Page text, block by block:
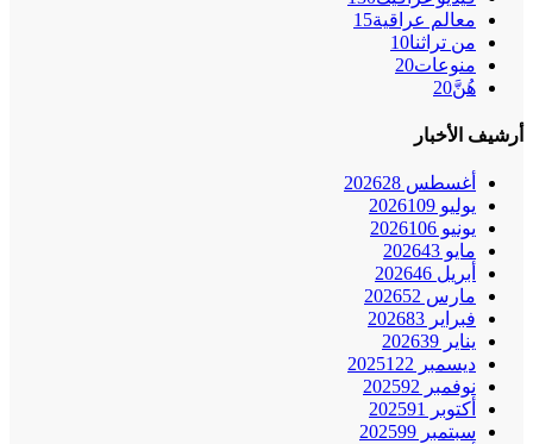
معالم عراقية15
من تراثنا10
منوعات20
هُنَّ20
أرشيف الأخبار
أغسطس 2026 28
يوليو 2026 109
يونيو 2026 106
مايو 2026 43
أبريل 2026 46
مارس 2026 52
فبراير 2026 83
يناير 2026 39
ديسمبر 2025 122
نوفمبر 2025 92
أكتوبر 2025
91
سبتمبر 2025 99